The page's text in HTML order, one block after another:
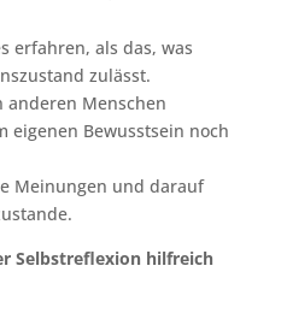
erfahren, als das, was
zulässt.
anderen Menschen
eigenen Bewusstsein noch
Meinungen und darauf
Selbstreflexion hilfreich